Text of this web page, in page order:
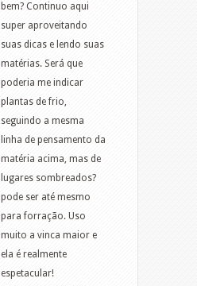
bem? Continuo aqui
super aproveitando
suas dicas e lendo suas
matérias. Será que
poderia me indicar
plantas de frio,
seguindo a mesma
linha de pensamento da
matéria acima, mas de
lugares sombreados?
pode ser até mesmo
para forração. Uso
muito a vinca maior e
ela é realmente
espetacular!